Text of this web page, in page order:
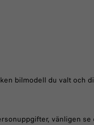
bilmodell du valt och
vänligen se